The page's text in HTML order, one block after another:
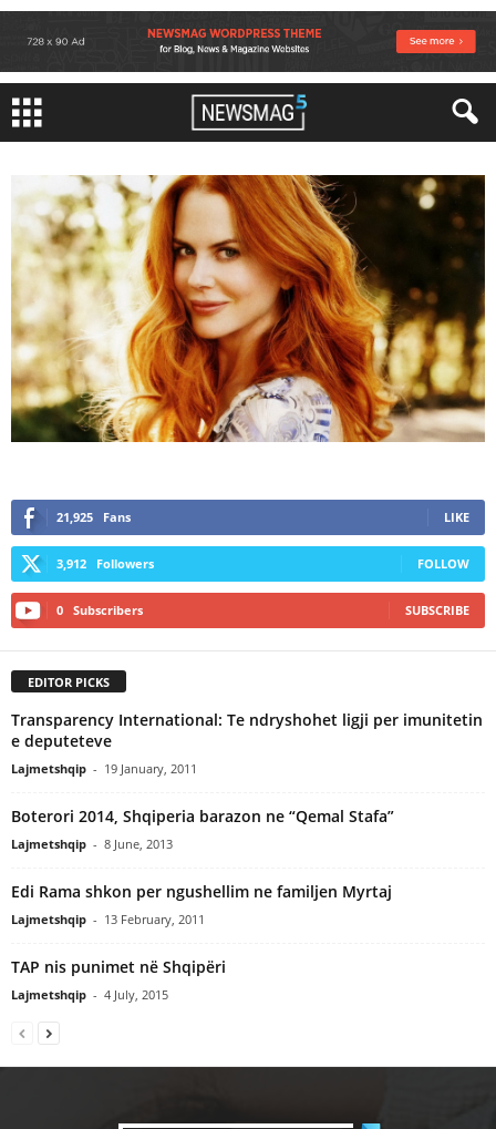
21,925 Fans LIKE
3,912 Followers FOLLOW
0 Subscribers SUBSCRIBE
EDITOR PICKS
Transparency International: Te ndryshohet ligji per imunitetin
e deputeteve
Lajmetshqip - 19 January, 2011
Boterori 2014, Shqiperia barazon ne “Qemal Stafa”
Lajmetshqip - 8 June, 2013
Edi Rama shkon per ngushellim ne familjen Myrtaj
Lajmetshqip - 13 February, 2011
TAP nis punimet në Shqipëri
Lajmetshqip - 4 July, 2015